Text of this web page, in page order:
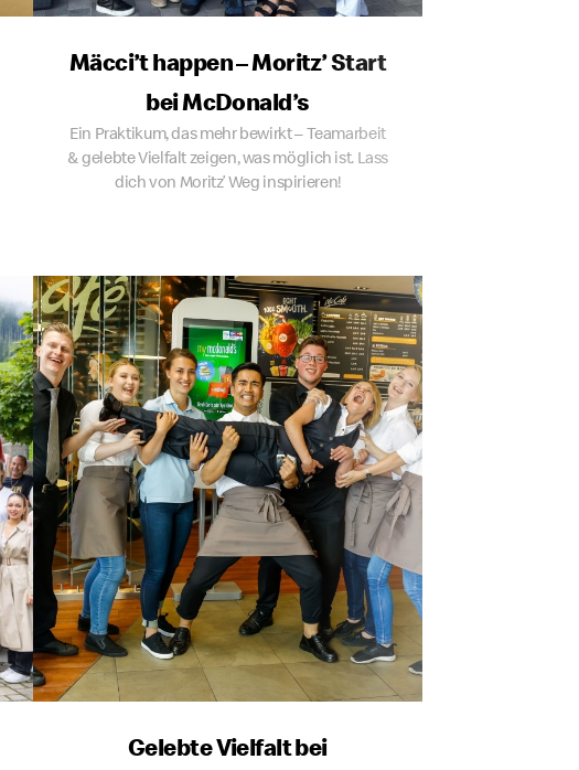
Mäcci’t happen – Moritz’ Start
bei McDonald’s
Ein Praktikum, das mehr bewirkt – Teamarbeit
& gelebte Vielfalt zeigen, was möglich ist. Lass
dich von Moritz’ Weg inspirieren!
Gelebte Vielfalt bei